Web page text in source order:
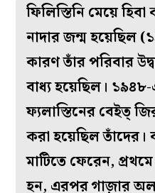
ফিলিস্তিনি মেয়ে
নাদার জন্ম হয়েছিল
কারণ তাঁর পরিবার
বাধ্য হয়েছিল।
ফ্যলাস্তিনের বেইত্‌
করা হয়েছিল তাঁদের।
মাটিতে ফেরেন,
হন, এরপর গাজ়ার